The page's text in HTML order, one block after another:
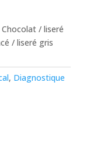
/ liseré
/ liseré gris
, Diagnostique